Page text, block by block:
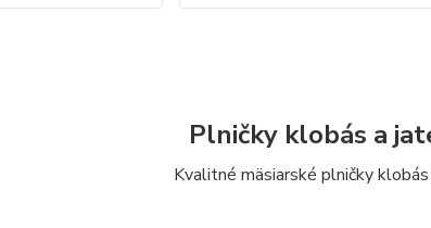
Plničky klobás a
Kvalitné mäsiarské plničky klobás